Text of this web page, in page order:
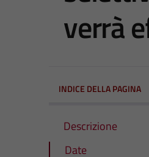
verrà
INDICE DELLA PAGINA
Descrizione
Date